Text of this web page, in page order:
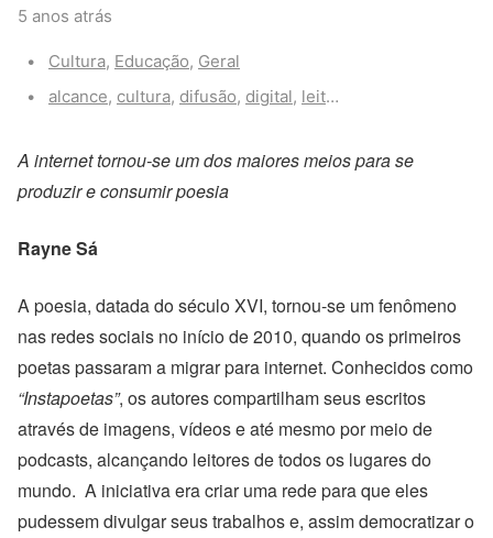
5 anos atrás
Categories:
Cultura, Educação, Geral
Tags:
alcance, cultura, difusão, digital, leitores
A internet tornou-se um dos maiores meios para se
produzir e consumir poesia
Rayne Sá
A poesia, datada do século XVI, tornou-se um fenômeno
nas redes sociais no início de 2010, quando os primeiros
poetas passaram a migrar para internet. Conhecidos como
“Instapoetas”, os autorescompartilham seus escritos
através de imagens, vídeos e até mesmo por meio de
podcasts, alcançando leitores de todos os lugares do
mundo. A iniciativa era criar uma rede para que eles
pudessem divulgar seus trabalhos e, assim democratizar o